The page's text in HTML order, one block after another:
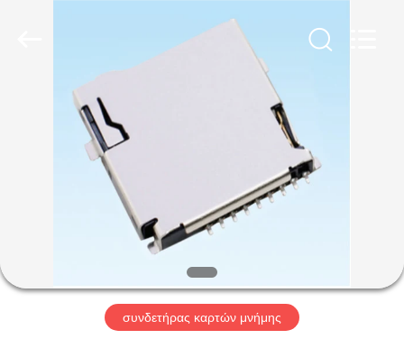
ΠΡΟΪΌΝΤΑ
ΓΎΡΟΣ
ΕΡΓΟΣΤΑΣΊΩΝσυνδετήρας καρτών μνήμης